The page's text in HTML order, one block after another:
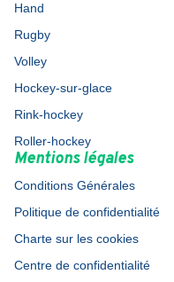
Hand
Rugby
Volley
Hockey-sur-glace
Rink-hockey
Roller-hockey
Mentions légales
Conditions Générales
Politique de confidentialité
Charte sur les cookies
Centre de confidentialité